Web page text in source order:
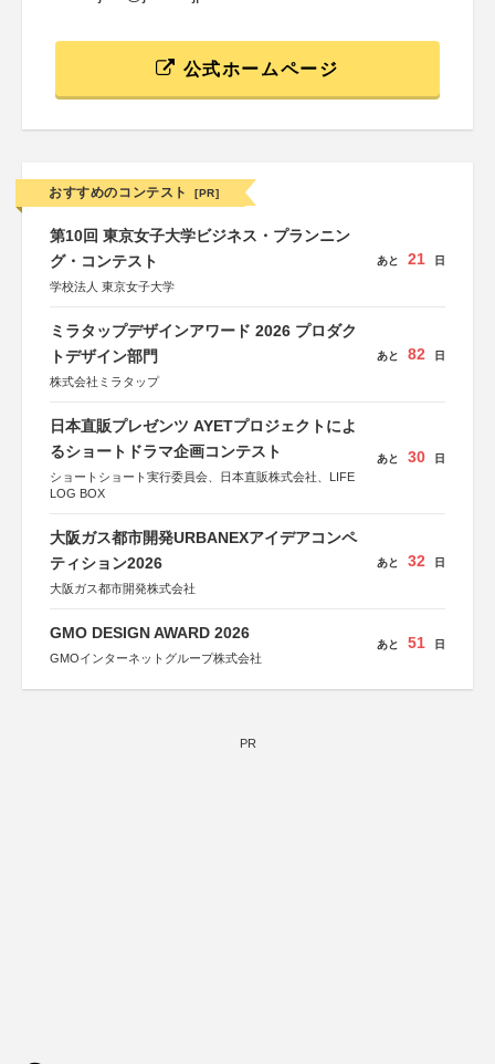
公式ホームページ
おすすめのコンテスト [PR]
第10回 東京女子大学ビジネス・プランニン
グ・コンテスト
学校法人 東京女子大学
あと 21 日
ミラタップデザインアワード 2026 プロダク
トデザイン部門
株式会社ミラタップ
あと 82 日
日本直販プレゼンツ AYETプロジェクトによ
るショートドラマ企画コンテスト
ショートショート実行委員会、日本直販株式会社、LIFE
LOG BOX
あと 30 日
大阪ガス都市開発URBANEXアイデアコンペ
ティション2026
大阪ガス都市開発株式会社
あと 32 日
GMO DESIGN AWARD 2026
GMOインターネットグループ株式会社
あと 51 日
PR